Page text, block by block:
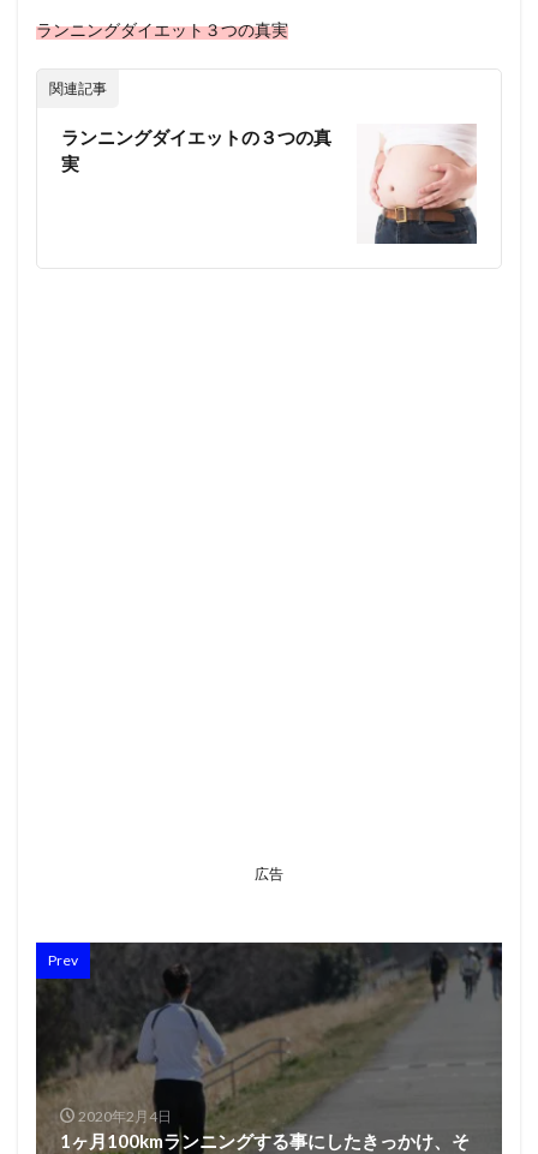
ランニングダイエット３つの真実
関連記事
ランニングダイエットの３つの真
実
広告
Prev
2020年2月4日
1ヶ月100kmランニングする事にしたきっかけ、そ